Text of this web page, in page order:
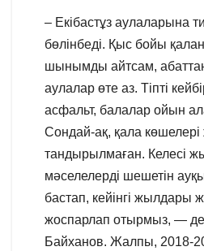
– Екібастұз аулаларына
бөлінбеді. Қыс бойы
шынымды айтсам,
аулалар өте аз. Тіпті
асфальт, балалар ойын
Сондай-ақ, қала
тандырылмаған. Келесі
мәселелерді шешетін
бастап, кейінгі жылдары
жоспарлап отырмыз, —
Байханов. Жалпы, 2018-